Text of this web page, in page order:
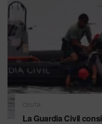
CEUTA
La Guardia Civil